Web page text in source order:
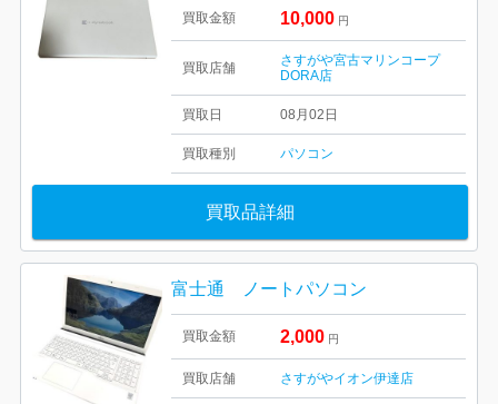
買取金額 10,000 円
買取店舗
さすがや宮古マリンコープ
DORA店
買取日 08月02日
買取種別 パソコン
買取品詳細
富士通 ノートパソコン
買取金額 2,000 円
買取店舗 さすがやイオン伊達店